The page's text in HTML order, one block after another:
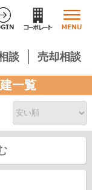
談 売却相談
一覧